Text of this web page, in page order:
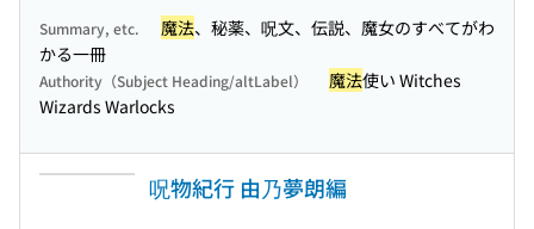
Summary, etc. 魔法、秘薬、呪文、伝説、魔女のすべてがわ
かる一冊
Authority（Subject Heading/altLabel） 魔法使い Witches
Wizards Warlocks
呪物紀行 由乃夢朗編